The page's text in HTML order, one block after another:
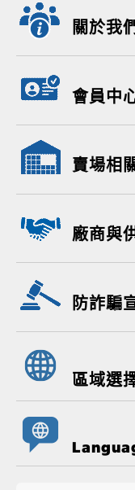
關於我
會員中
賣場相
廠商與
防詐騙
區域選